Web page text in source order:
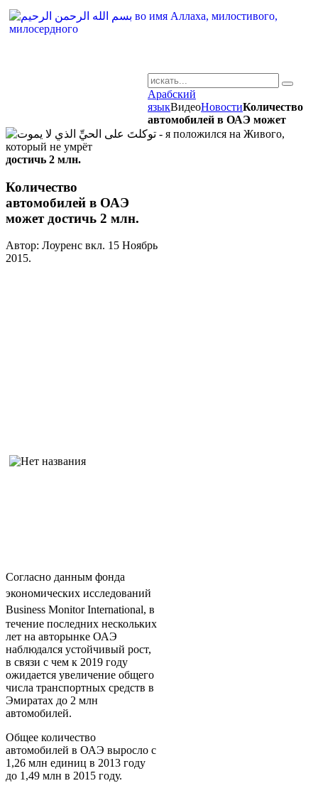
Арабский
языкВидеоНовостиКоличество
автомобилей в ОАЭ может
достичь 2 млн.
Количество
автомобилей в ОАЭ
может достичь 2 млн.
Автор: Лоуренс вкл. 15 Ноябрь
2015.
Согласно данным фонда
экономических исследований
Business Monitor International, в
течение последних нескольких
лет на авторынке ОАЭ
наблюдался устойчивый рост,
в связи с чем к 2019 году
ожидается увеличение общего
числа транспортных средств в
Эмиратах до 2 млн
автомобилей.
Общее количество
автомобилей в ОАЭ выросло с
1,26 млн единиц в 2013 году
до 1,49 млн в 2015 году.